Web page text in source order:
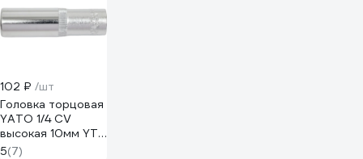
102 ₽ /шт
Головка торцовая
YATO 1/4 CV
высокая 10мм YT-
1421, 37121421 228 1
5(7)